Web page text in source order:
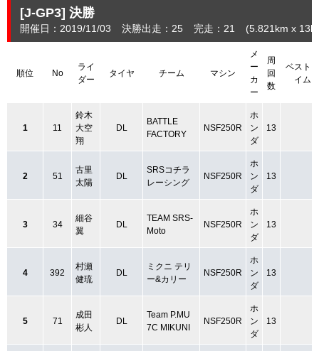
[J-GP3] 決勝
開催日：2019/11/03 決勝出走：25 完走：21 (5.821km x
順位 No
ライ
ダー
タイヤ チーム マシン
メ
ー
カ
ー
周
回
数
ベストタ
イム
1 11
鈴木
大空
翔
DL
BATTLE
FACTORY
NSF250R
ホ
ン
ダ
13
2 51
古里
太陽
DL
SRSコチラ
レーシング
NSF250R
ホ
ン
ダ
13
3 34
細谷
翼
DL
TEAM SRS-
Moto
NSF250R
ホ
ン
ダ
13
4 392
村瀬
健琉
DL
ミクニ テリ
ー&カリー
NSF250R
ホ
ン
ダ
13
5 71
成田
彬人
DL
Team P.MU
7C MIKUNI
NSF250R
ホ
ン
ダ
13